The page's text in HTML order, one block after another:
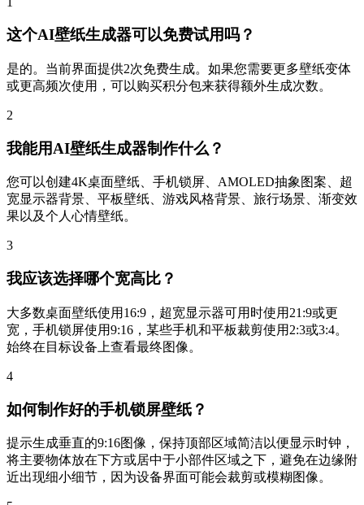
这个AI壁纸生成器可以免费试用吗？
是的。当前界面提供2次免费生成。如果您需要更多壁纸变体
或更高频次使用，可以购买积分包来获得额外生成次数。
2
我能用AI壁纸生成器制作什么？
您可以创建4K桌面壁纸、手机锁屏、AMOLED抽象图案、超
宽显示器背景、平板壁纸、游戏风格背景、旅行场景、渐变效
果以及个人心情壁纸。
3
我应该选择哪个宽高比？
大多数桌面壁纸使用16:9，超宽显示器可用时使用21:9或更
宽，手机锁屏使用9:16，某些手机和平板裁剪使用2:3或3:4。
始终在目标设备上查看最终图像。
4
如何制作好的手机锁屏壁纸？
提示生成垂直的9:16图像，保持顶部区域简洁以便显示时钟，
将主要物体放在下方或居中于小部件区域之下，避免在边缘附
近出现细小细节，因为设备界面可能会裁剪或模糊图像。